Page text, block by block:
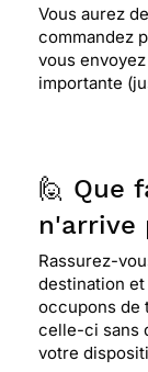
Vous aurez
commandez
vous
importante
🙋 Que
n'arrive
Rassurez-
destination
occupons de
celle-ci sans
votre